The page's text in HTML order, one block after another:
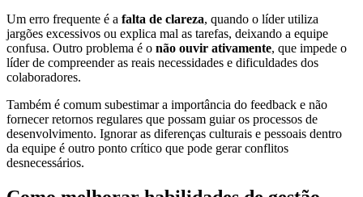
Um erro frequente é a falta de clareza, quando o líder utiliza
jargões excessivos ou explica mal as tarefas, deixando a equipe
confusa. Outro problema é o não ouvir ativamente, que impede o
líder de compreender as reais necessidades e dificuldades dos
colaboradores.
Também é comum subestimar a importância do feedback e não
fornecer retornos regulares que possam guiar os processos de
desenvolvimento. Ignorar as diferenças culturais e pessoais dentro
da equipe é outro ponto crítico que pode gerar conflitos
desnecessários.